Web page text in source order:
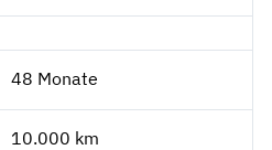
48 Monate
10.000 km